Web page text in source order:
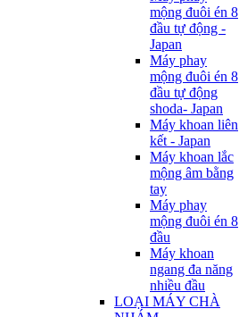
mộng đuôi én 8
đầu tự động -
Japan
Máy phay
mộng đuôi én 8
đầu tự động
shoda- Japan
Máy khoan liên
kết - Japan
Máy khoan lắc
mộng âm bằng
tay
Máy phay
mộng đuôi én 8
đầu
Máy khoan
ngang đa năng
nhiều đầu
LOẠI MÁY CHÀ